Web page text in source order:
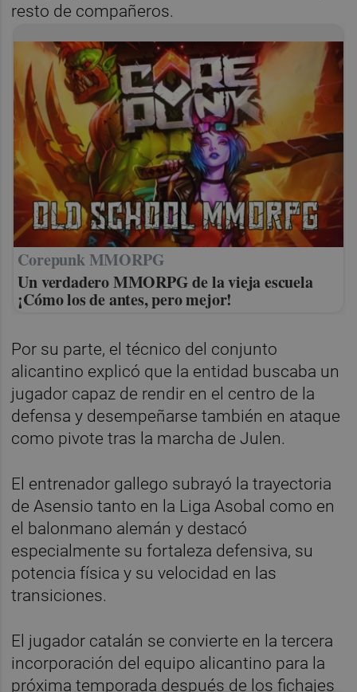
resto de compañeros.
Corepunk MMORPG
Un verdadero MMORPG de la vieja escuela
¡Cómo los de antes, pero mejor!
Por su parte, el técnico del conjunto
alicantino explicó que la entidad buscaba un
jugador capaz de rendir en el centro de la
defensa y desempeñarse también en ataque
como pivote tras la marcha de Julen.
El entrenador gallego subrayó la trayectoria
de Asensio tanto en la Liga Asobal como en
el balonmano alemán y destacó
especialmente su fortaleza defensiva, su
potencia física y su velocidad en las
transiciones.
El jugador catalán se convierte en la tercera
incorporación del equipo alicantino para la
próxima temporada después de los fichajes